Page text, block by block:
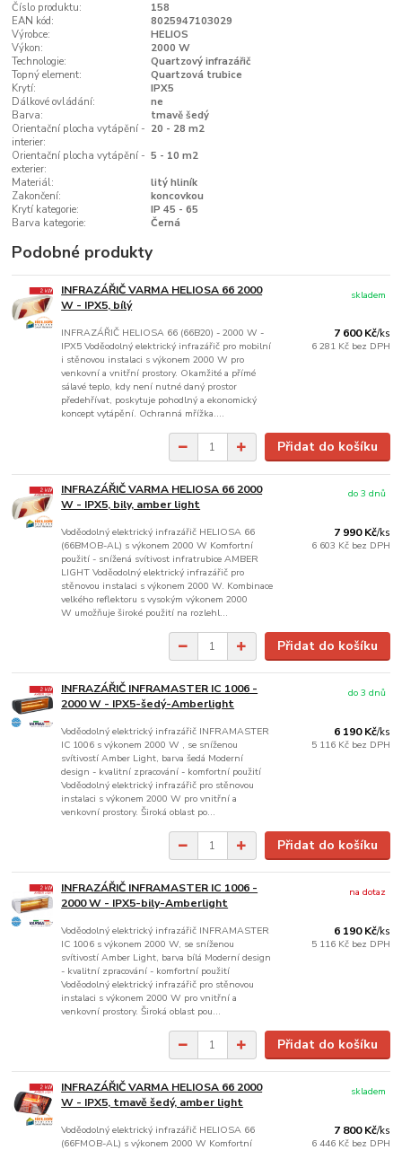
Číslo produktu:
158
EAN kód:
8025947103029
Výrobce:
HELIOS
Výkon:
2000 W
Technologie:
Quartzový infrazářič
Topný element:
Quartzová trubice
Krytí:
IPX5
Dálkové ovládání:
ne
Barva:
tmavě šedý
Orientační plocha vytápění -
interier:
20 - 28 m2
Orientační plocha vytápění -
exterier:
5 - 10 m2
Materiál:
litý hliník
Zakončení:
koncovkou
Krytí kategorie:
IP 45 - 65
Barva kategorie:
Černá
Podobné produkty
INFRAZÁŘIČ VARMA HELIOSA 66 2000
W - IPX5, bílý
INFRAZÁŘIČ HELIOSA 66 (66B20) - 2000 W -
IPX5 Voděodolný elektrický infrazářič pro mobilní
i stěnovou instalaci s výkonem 2000 W pro
venkovní a vnitřní prostory. Okamžité a přímé
sálavé teplo, kdy není nutné daný prostor
předehřívat, poskytuje pohodlný a ekonomický
koncept vytápění. Ochranná mřížka....
7 600 Kč/ks
6 281 Kč bez DPH
skladem
Přidat do košíku
INFRAZÁŘIČ VARMA HELIOSA 66 2000
W - IPX5, bily, amber light
Voděodolný elektrický infrazářič HELIOSA 66
(66BMOB-AL) s výkonem 2000 W Komfortní
použití - snížená svítivost infratrubice AMBER
LIGHT Voděodolný elektrický infrazářič pro
stěnovou instalaci s výkonem 2000 W. Kombinace
velkého reflektoru s vysokým výkonem 2000
W umožňuje široké použití na rozlehl...
7 990 Kč/ks
6 603 Kč bez DPH
do 3 dnů
Přidat do košíku
INFRAZÁŘIČ INFRAMASTER IC 1006 -
2000 W - IPX5-šedý-Amberlight
Voděodolný elektrický infrazářič INFRAMASTER
IC 1006 s výkonem 2000 W , se sníženou
svítivostí Amber Light, barva šedá Moderní
design - kvalitní zpracování - komfortní použití
Voděodolný elektrický infrazářič pro stěnovou
instalaci s výkonem 2000 W pro vnitřní a
venkovní prostory. Široká oblast po...
6 190 Kč/ks
5 116 Kč bez DPH
do 3 dnů
Přidat do košíku
INFRAZÁŘIČ INFRAMASTER IC 1006 -
2000 W - IPX5-bily-Amberlight
Voděodolný elektrický infrazářič INFRAMASTER
IC 1006 s výkonem 2000 W, se sníženou
svítivostí Amber Light, barva bílá Moderní design
- kvalitní zpracování - komfortní použití
Voděodolný elektrický infrazářič pro stěnovou
instalaci s výkonem 2000 W pro vnitřní a
venkovní prostory. Široká oblast pou...
6 190 Kč/ks
5 116 Kč bez DPH
na dotaz
Přidat do košíku
INFRAZÁŘIČ VARMA HELIOSA 66 2000
W - IPX5, tmavě šedý, amber light
Voděodolný elektrický infrazářič HELIOSA 66
(66FMOB-AL) s výkonem 2000 W Komfortní
7 800 Kč/ks
6 446 Kč bez DPH
skladem